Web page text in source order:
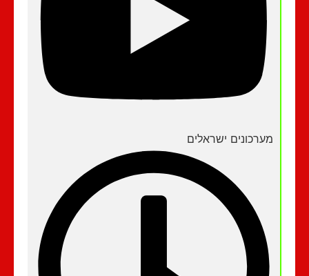
מערכונים ישראלים